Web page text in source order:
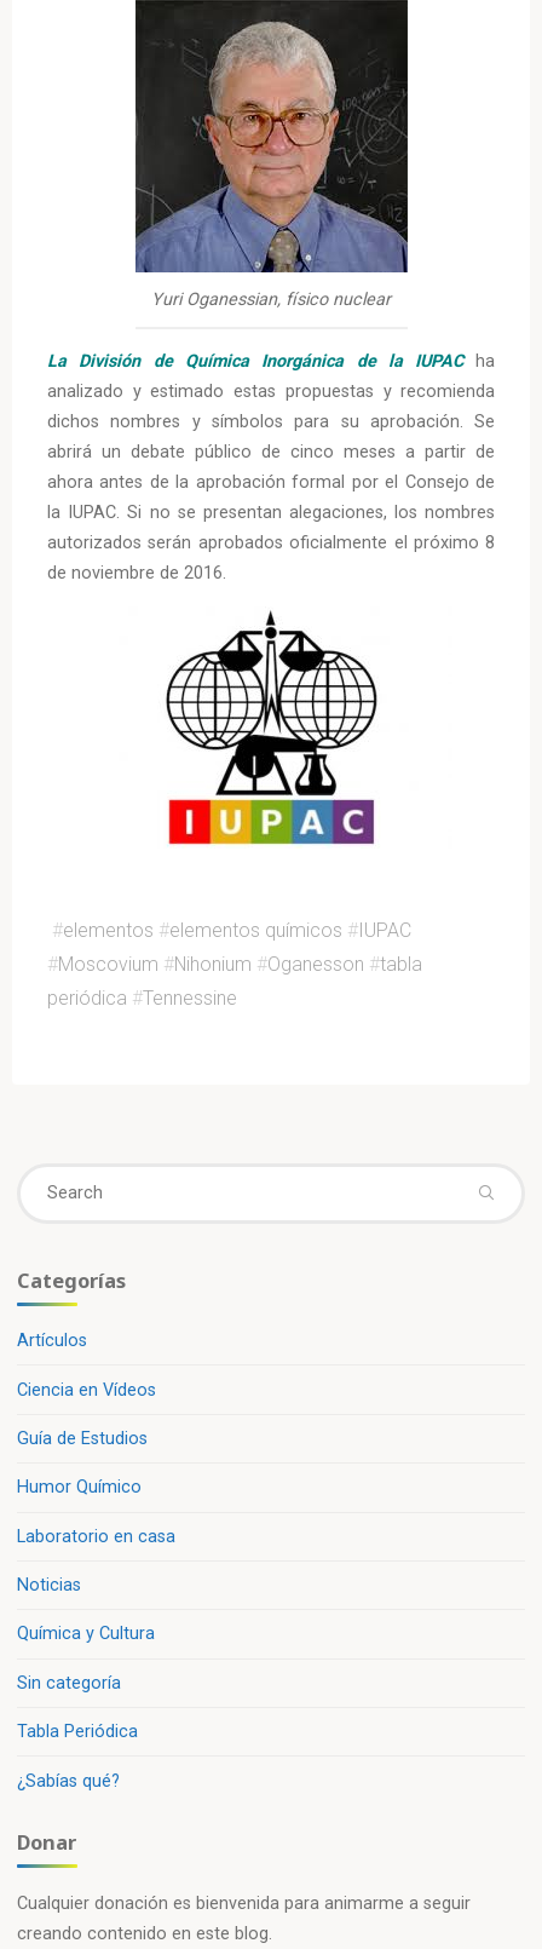
Yuri Oganessian, físico nuclear
La División de Química Inorgánica de la IUPACha
analizado y estimado estas propuestas y recomienda
dichos nombres y símbolos para su aprobación. Se
abrirá un debate público de cinco meses a partir de
ahora antes de la aprobación formal por el Consejo de
la IUPAC. Si no se presentan alegaciones, los nombres
autorizados serán aprobados oficialmente el próximo 8
de noviembre de 2016.
#elementos #elementos químicos #IUPAC
#Moscovium #Nihonium #Oganesson #tabla
periódica #Tennessine
Categorías
Artículos
Ciencia en Vídeos
Guía de Estudios
Humor Químico
Laboratorio en casa
Noticias
Química y Cultura
Sin categoría
Tabla Periódica
¿Sabías qué?
Donar
Cualquier donación es bienvenida para animarme a seguir
creando contenido en este blog.